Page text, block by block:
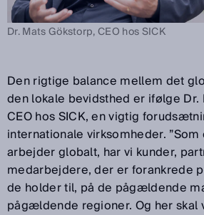
Dr. Mats Gökstorp, CEO hos SICK
Den rigtige balance mellem det
den lokale bevidsthed er ifølge Dr.
CEO hos SICK, en vigtig
internationale virksomheder.
arbejder globalt, har vi kunder,
medarbejdere, der er forankrede
de holder til, på de pågældende
pågældende regioner. Og her skal